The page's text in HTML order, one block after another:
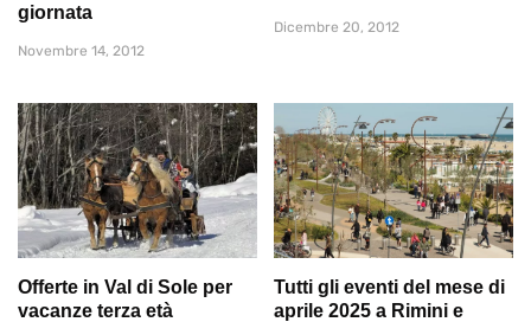
giornata
Novembre 14, 2012
Dicembre 20, 2012
Offerte in Val di Sole per
vacanze terza età
Tutti gli eventi del mese di
aprile 2025 a Rimini e